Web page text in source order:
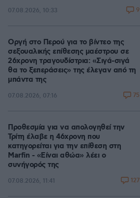
07.08.2026, 10:33 9
Οργή στο Περού για το βίντεο της
σεξουαλικής επίθεσης μαέστρου σε
26χρονη τραγουδίστρια: «Σιγά-σιγά
θα το ξεπεράσεις» της έλεγαν από τη
μπάντα της
07.08.2026, 07:16 75
Προθεσμία για να απολογηθεί την
Τρίτη έλαβε η 46χρονη που
κατηγορείται για την επίθεση στη
Marfin - «Είναι αθώα» λέει ο
συνήγορός της
07.08.2026, 11:41 127